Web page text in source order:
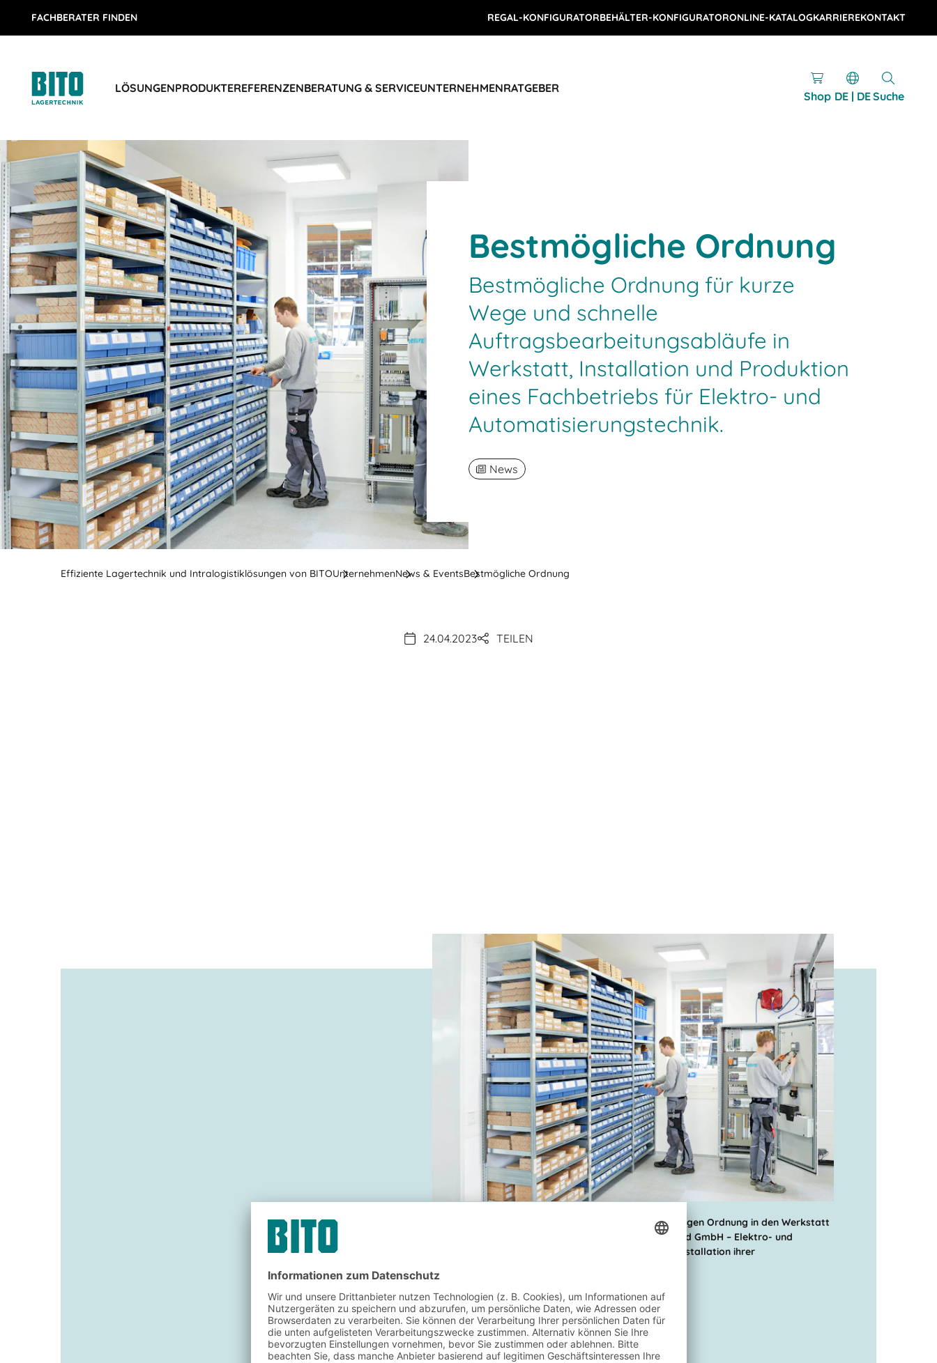
FACHBERATER FINDEN REGAL-KONFIGURATORBEHÄLTER-KONFIGURATORONLINE-KATALOGKARRIEREKONTAKT
LÖSUNGENPRODUKTEREFERENZENBERATUNG & SERVICEUNTERNEHMENRATGEBER
Shop DE | DESuche
Bestmögliche Ordnung
Bestmögliche Ordnung für kurze
Wege und schnelle
Auftragsbearbeitungsabläufe in
Werkstatt, Installation und Produktion
eines Fachbetriebs für Elektro- und
Automatisierungstechnik.
News
Effiziente Lagertechnik und Intralogistiklösungen von BITOUnternehmenNews & EventsBestmögliche Ordnung
24.04.2023 TEILEN
BITO Fachbodenregale und BITO Regalkästen RK bringen Ordnung in den Werkstatt
und Installationsbereich und ermöglichen der Bernhard GmbH – Elektro- und
Automatisierungstechnik schnellere Abläufe bei der Installation ihrer